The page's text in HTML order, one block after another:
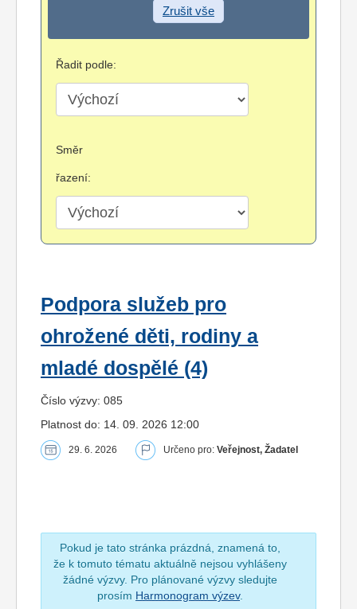
Zrušit vše
Řadit podle:
Směr
řazení:
Podpora služeb pro
ohrožené děti, rodiny a
mladé dospělé (4)
Číslo výzvy: 085
Platnost do: 14. 09. 2026 12:00
29. 6. 2026 Určeno pro: Veřejnost, Žadatel
Pokud je tato stránka prázdná, znamená to,
že k tomuto tématu aktuálně nejsou vyhlášeny
žádné výzvy. Pro plánované výzvy sledujte
prosím Harmonogram výzev.